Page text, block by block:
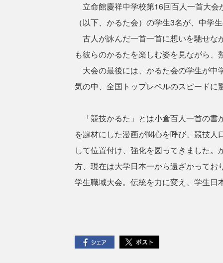
立命館慶祥中学校第16回百人一首大会
（以下、かるた会）の学生3名が、中学
古人が詠んだ一首一首に想いを馳せな
も彼らのかるたを楽しむ姿を見ながら
大会の最後には、かるた会の学生が中
気の中、全国トップレベルのスピードに
「競技かるた」とは小倉百人一首の書
を題材にした漫画が関心を呼び、競技
して位置付け、強化を図ってきました
方、現在は大学日本一から遠ざかって
学生職域大会。伝統を力に変え、学生日